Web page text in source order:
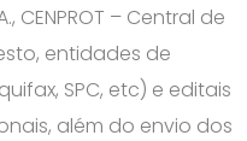
CENPROT – Central de
entidades de
SPC, etc) e editais
além do envio dos